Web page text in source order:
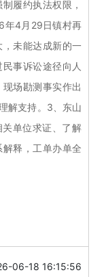
履约执法权限，
年4月29日镇村再
未能达成新的一
事诉讼途径向人
场勘测事实作出
解支持。3、东山
单位求证、了解
释，工单办单全
06-18 16:15:56